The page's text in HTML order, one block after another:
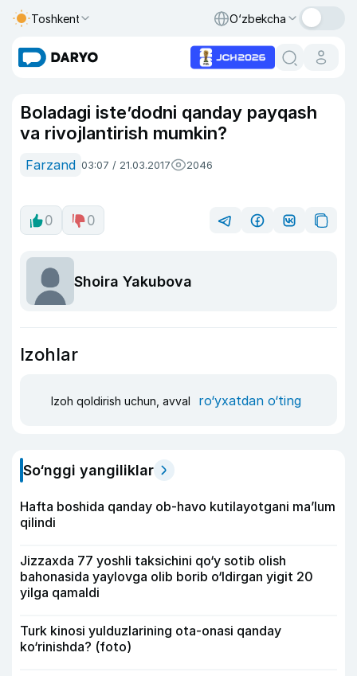
Toshkent O‘zbekcha
Boladagi iste’dodni qanday payqash
va rivojlantirish mumkin?
Farzand 03:07 / 21.03.2017 2046
0 0
Shoira Yakubova
Izohlar
Izoh qoldirish uchun, avval ro‘yxatdan o‘ting
So‘nggi yangiliklar
Hafta boshida qanday ob-havo kutilayotgani ma’lum
qilindi
Jizzaxda 77 yoshli taksichini qo‘y sotib olish
bahonasida yaylovga olib borib o‘ldirgan yigit 20
yilga qamaldi
Turk kinosi yulduzlarining ota-onasi qanday
ko‘rinishda? (foto)